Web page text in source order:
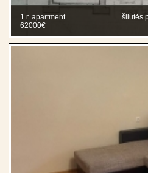
1 r. apartment
šilutės
62000€